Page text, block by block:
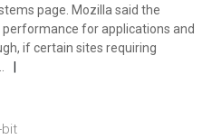
page. Mozilla said the
for applications and
if certain sites requiring
bit